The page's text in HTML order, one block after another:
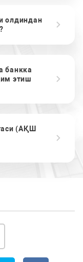
олдиндан
банкка
этиш
(АҚШ